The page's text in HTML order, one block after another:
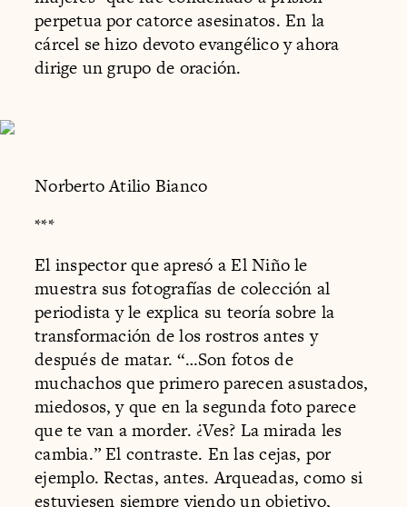
perpetua por catorce asesinatos. En la
cárcel se hizo devoto evangélico y ahora
dirige un grupo de oración.
Norberto Atilio Bianco
***
El inspector que apresó a El Niño le
muestra sus fotografías de colección al
periodista y le explica su teoría sobre la
transformación de los rostros antes y
después de matar. “…Son fotos de
muchachos que primero parecen asustados,
miedosos, y que en la segunda foto parece
que te van a morder. ¿Ves? La mirada les
cambia.” El contraste. En las cejas, por
ejemplo. Rectas, antes. Arqueadas, como si
estuviesen siempre viendo un objetivo,